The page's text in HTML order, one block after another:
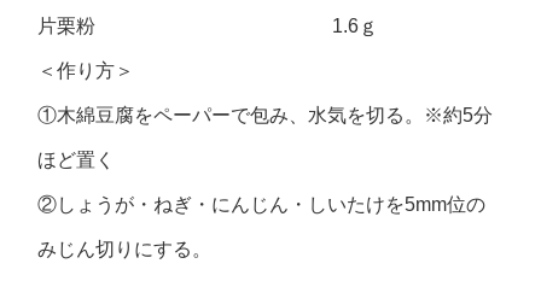
片栗粉 1.6ｇ
＜作り方＞
①木綿豆腐をペーパーで包み、水気を切る。※約5分
ほど置く
②しょうが・ねぎ・にんじん・しいたけを5mm位の
みじん切りにする。